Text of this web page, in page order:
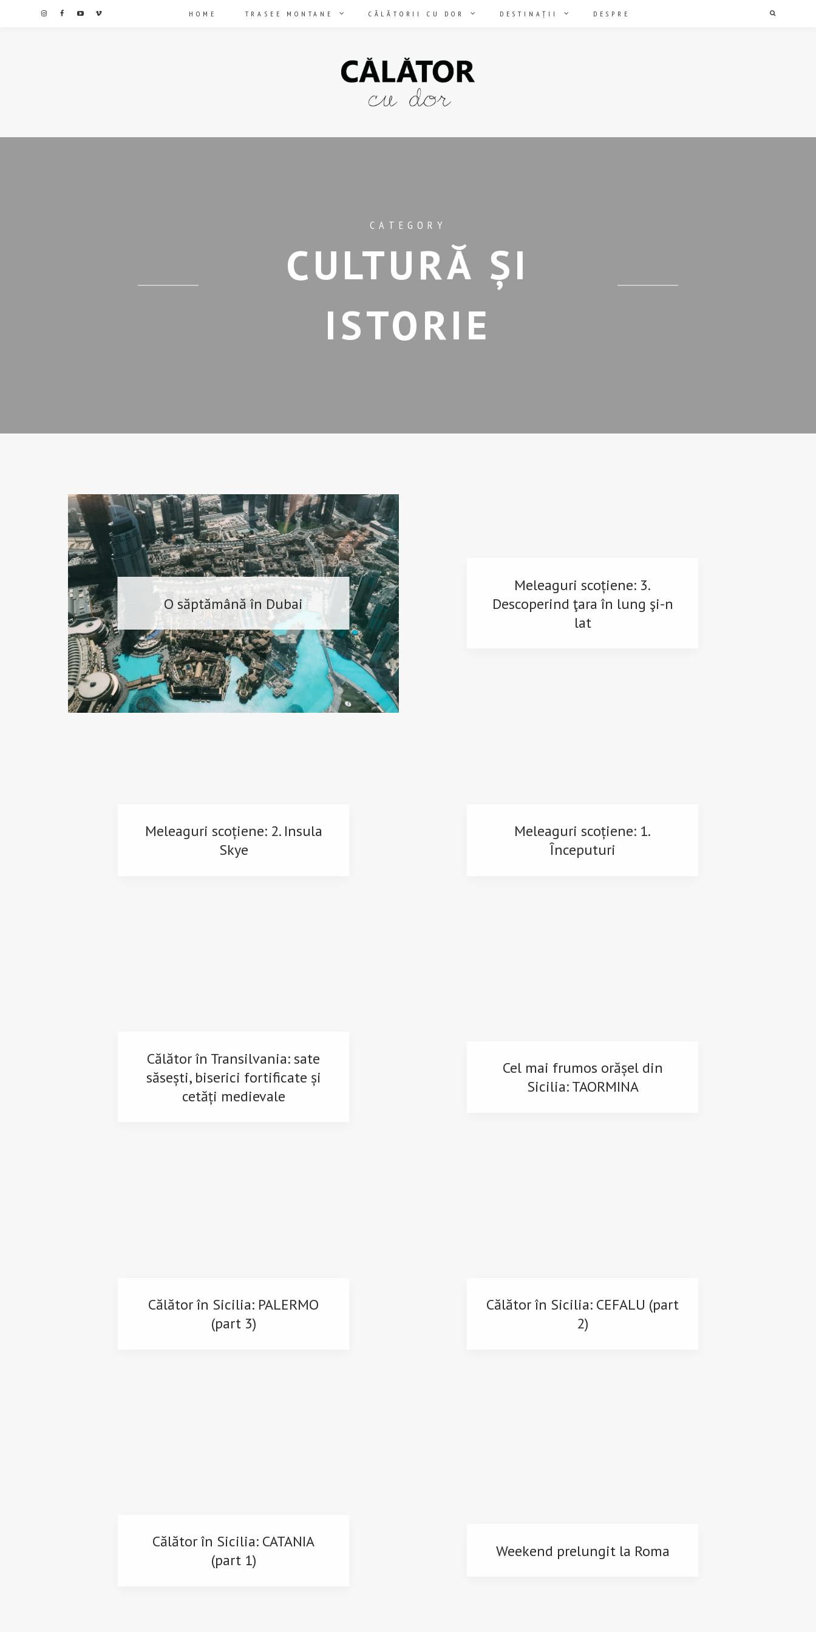
HOME TRASEE MONTANE CĂLĂTORII CU DOR DESTINAȚII DESPRE Search
CATEGORY
CULTURĂ ȘI
ISTORIE
O săptămână în Dubai
Meleaguri scoțiene: 3.
Descoperind ţara în lung şi-n
lat
Meleaguri scoțiene: 2. Insula
Skye
Meleaguri scoțiene: 1.
Începuturi
Călător în Transilvania: sate
săsești, biserici fortificate și
cetăți medievale
Cel mai frumos orășel din
Sicilia: TAORMINA
Călător în Sicilia: PALERMO
(part 3)
Călător în Sicilia: CEFALU (part
2)
Călător în Sicilia: CATANIA
(part 1)
Weekend prelungit la Roma